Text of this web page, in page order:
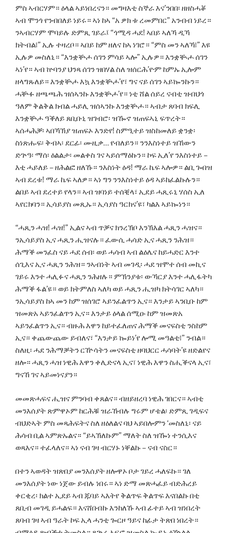
ምስ ኣብርሃም። ዕላል ኣይነበረናን። መግዛእቲ ስኞራ እና’ንበበ፡ ዘዘስሓቖ
ኣብ ሞንጎ የንብበለይ ነይሩ። ኣነ ከኣ “አ ዎክ ቱ ረመምበር” አንብብ ነይረ።
ንኣብርሃም ሞባይሉ ድምጺ ገይራ፤ “ጎሚዳ ሓደ! ኣበይ ኣለኻ ዲኻ
ክትብል፧” ኢሉ ተዛረቦ። ኣበይ ከም ዘለና ከኣ ነገሮ። “ምስ መን ኣለኻ፧” እዩ
ኢሉዎ መስለኒ። “እንቋቝሖ ሰገን ምሳይ ኣሎ” ኢሉዎ። እንቋቚሖ ሰገን
ኣነ’የ። ኣብ ኵባንያ ህንጻ ሰገን ዝበሃል ስለ ዝሰርሕ’ዮም ከምኡ ኢሎም
ዘላግጹለይ። እንቋቝሖ እኳ እንቋቝሖ’የ፣ ግና ናይ ሰገን ኣይኰንኩን።
ሓቝፉ ዘጫጫሕ ዝሰኣንኩ እንቋቝሖ’የ። ነቲ ሸል ሰይረ ናብቲ ዝብህጎ
ዓለም ቅልቅል ክብል ሓይሊ ዝሰኣንኩ እንቋቝሖ። ኣብታ ጸባብ ክፍሊ
እንቋቝሖ ዓቕለይ ጸቢቡኒ ዝገብሮ፡ ዝዀኖ ዝጠፍኣኒ ፍጥረት።
ኣሰሓሕቓ፡ ኣበኻኽያ ዝጠፍኦ እንድየ! ስምዒተይ ዝስከመለይ ቋንቋ፡
ስነጽሑፍ፡ ቅብኣ፡ ደርፊ፡ ሙዚቃ… የብለይን። ንንእስነተይ ዝኸውን
ድጕዓ፡ ማሰ፡ ዕልልታ፡ መልቀስ ገና ኣይሰማዕኩን። ኮፍ ኢለ’የ ንእስነተይ –
እቲ ሓይለይ – ዘሕልፎ ዘለኹ። ንእስነት ዕዳ! ማራ ኬፍ ኣሎዎ። ልቢ ጐበዝ
ኣብ ደረቱ! ማራ ኬፍ ኣለዎ። ኣነ ግን ንንእስነተይ ዕዳ ኣይከፈልኩሉን።
ልበይ ኣብ ደረተይ የላን። ኣብ ዝባነይ ተሰቒላ፣ ኢደይ ሓጺሩኒ ሃሰስ ኢለ
ኣየርክባን። ኢሳይያስ መጺኡ። ኢሳያስ ዓርክና’ዩ፣ ካልእ ኣይኰነን።
“ሓጺን ሓዝ! ሓዝ!” ኢልና ኣብ ጥቓና ክንረኽቦ እንኽእል ሓጺን ሓዝና።
ንኢሳይያስ ኢና ሓጺን ሒዝናሉ። ፈውሲ ሓሳድ ኢና ሓጺን ንሕዝ።
ሕማቕ መንፈስ ናይ ሓደ ሰብ፡ ወይ ሓሳብ ኣብ ልዕሌና ከይሓድር እንተ
ሰጊእና ኢና ሓጺን ንሕዝ። ንኣብነት ኣብ መገዲ፡ ሓደ ዝሞተ ሰብ መኪና
ገይሩ እንተ ሓሊፉና ሓጺን ንሕዘሉ። ምኽንያቱ፡ ውኻርያ እንተ ሓሊፋትካ
ሕማቕ ፋል’ዩ። ወይ ክትምለስ ኣለካ ወይ ሓጺን ሒዝካ ክትሳገር ኣለካ።
ንኢሳይያስ ከኣ መን ከም ዝሰገሮ ኣይንፈልጥን ኢና። እንታይ ኣንቢቡ ከም
ዝመጽአ ኣይንፈልጥን ኢና። እንታይ ዕላል ሰሚዑ ከም ዝመጽአ
ኣይንፈልጥን ኢና። ብዙሕ እዋን ከይተፈለጠና ሕማቕ መናፍስቲ ንስከም
ኢና። ቀጨውጨው ይብለና፣ “እንታይ ኰይነ’የ ሎሚ መዓልቲ፧” ንብል።
ስለዚ፡ ሓደ ንሕማቓትን ርዅሳትን መናፍስቲ ዘባህርር ሓሳባት’ዩ ዘድልየና
ዘሎ። ሓጺን ሓዝ ነዊሕ እዋን ቀሊድናላ ኢና፣ ነዊሕ እዋን ስሒቕናላ ኢና፣
ግናኸ ገና ኣይመነናያን።
መመጽሓፍና ሒዝና ምንባብ ቀጸልና። ብዘይዘረባ ነዊሕ ገበርና። ኣብቲ
መንእሰያት ጽምዋኦም ከርሕቑ ዝራኸብሉ ግሩም ሆቴል፡ ድምጺ ገዲፍና
ብህድኣት ምስ መጻሕፍትና ስለ ዘዕለልና ባህ ኣይበሎምን ‘መስለኒ፡ ናይ
ሕሳብ ቢል ኣምጽኡልና። “ይኣኽለኩም” ማለት ስለ ዝዀነ ተንሲእና
ወጻእና። ተፈላለና። ኣነ ናብ ገዛ ብርሃኑ ነቐልኩ – ናብ ናስር።
በተን ኣወዳት ዝጽበያ መንእሰያት ዘሎዋኦ ቦታ ገይረ ሓለፍኩ። ገለ
መንእሰያት ነው ነጀው ይብሉ ነበሩ። ኣነ ድማ መጽሓፈይ ብድሕረይ
ቀርቂረ፡ ክልተ ኢደይ ኣብ ጁባይ ኣእትየ ቅልጥፍ ቅልጥፍ እናበልኩ በቲ
ጸቢብ መገዲ ይሓልፍ። እናሸበብኩ እንከለኹ ኣብ ፊተይ ኣብ ዝነበረት
ጸባብ ገዛ ኣብ ዓራት ኮፍ ኢላ ሓንቲ ጐርዞ ዓይና ከፊታ ትጽበ ነበረት።